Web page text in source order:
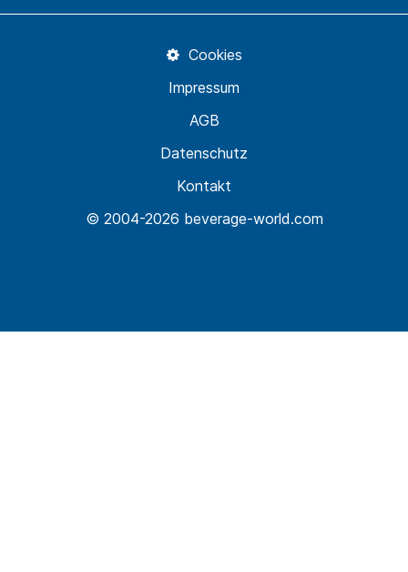
© 2004-2026 beverage-world.com
Kontakt
Datenschutz
AGB
Impressum
Cookies